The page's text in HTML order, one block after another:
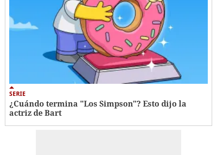
SERIE
¿Cuándo termina "Los Simpson"? Esto dijo la
actriz de Bart